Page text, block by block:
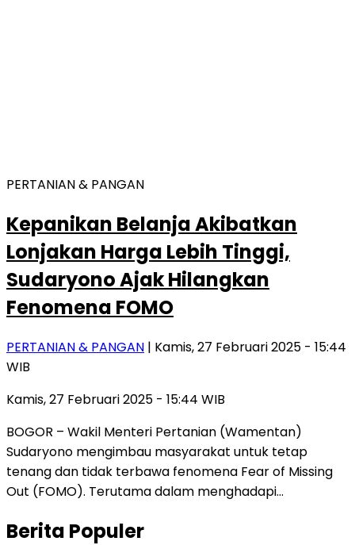
PERTANIAN & PANGAN
Kepanikan Belanja Akibatkan
Lonjakan Harga Lebih Tinggi,
Sudaryono Ajak Hilangkan
Fenomena FOMO
PERTANIAN & PANGAN | Kamis, 27 Februari 2025 - 15:44
WIB
Kamis, 27 Februari 2025 - 15:44 WIB
BOGOR – Wakil Menteri Pertanian (Wamentan)
Sudaryono mengimbau masyarakat untuk tetap
tenang dan tidak terbawa fenomena Fear of Missing
Out (FOMO). Terutama dalam menghadapi…
Berita Populer